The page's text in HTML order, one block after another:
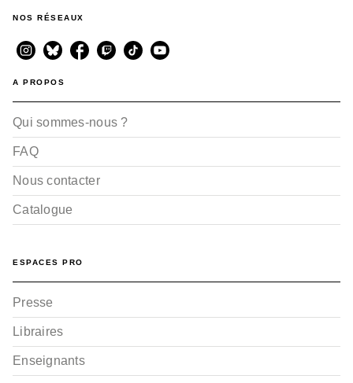
NOS RÉSEAUX
A PROPOS
Qui sommes-nous ?
FAQ
Nous contacter
Catalogue
ESPACES PRO
Presse
Libraires
Enseignants